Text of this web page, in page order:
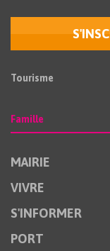
Tourisme
Famille
MAIRIE
VIVRE
S'INFORMER
PORT